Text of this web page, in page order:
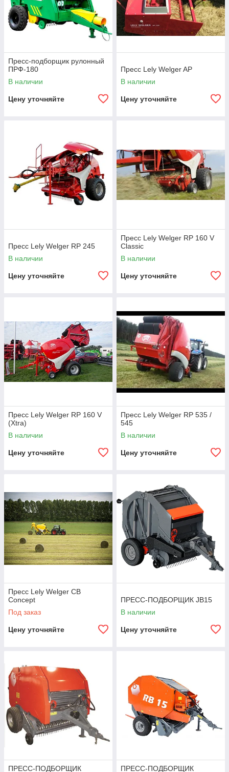
Пресс-подборщик рулонный
ПРФ-180
В наличии
Цену уточняйте
Пресс Lely Welger AP
В наличии
Цену уточняйте
Пресс Lely Welger RP 245
В наличии
Цену уточняйте
Пресс Lely Welger RP 160 V
Classic
В наличии
Цену уточняйте
Пресс Lely Welger RP 160 V
(Xtra)
В наличии
Цену уточняйте
Пресс Lely Welger RP 535 /
545
В наличии
Цену уточняйте
Пресс Lely Welger CB
Concept
Под заказ
Цену уточняйте
ПРЕСС-ПОДБОРЩИК JB15
В наличии
Цену уточняйте
ПРЕСС-ПОДБОРЩИК ПРЕСС-ПОДБОРЩИК